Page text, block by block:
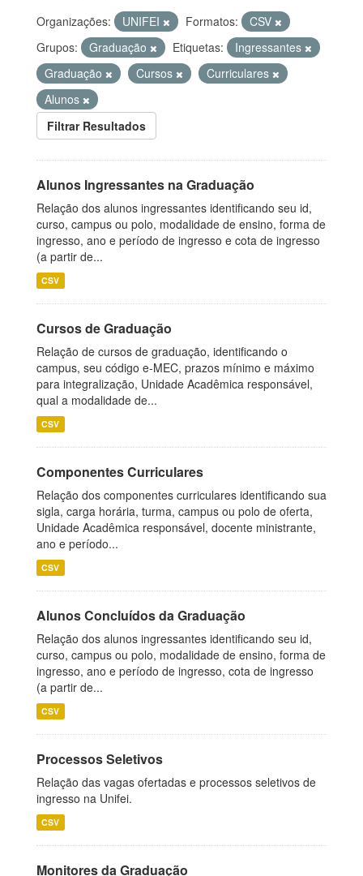
Organizações: UNIFEI Formatos:
CSV
Grupos:
Graduação Etiquetas:
Ingressantes
Graduação
Cursos
Curriculares
Alunos
Filtrar Resultados
Alunos Ingressantes na Graduação
Relação dos alunos ingressantes identificando seu id,
curso, campus ou polo, modalidade de ensino, forma de
ingresso, ano e período de ingresso e cota de ingresso
(a partir de...
CSV
Cursos de Graduação
Relação de cursos de graduação, identificando o
campus, seu código e-MEC, prazos mínimo e máximo
para integralização, Unidade Acadêmica responsável,
qual a modalidade de...
CSV
Componentes Curriculares
Relação dos componentes curriculares identificando sua
sigla, carga horária, turma, campus ou polo de oferta,
Unidade Acadêmica responsável, docente ministrante,
ano e período...
CSV
Alunos Concluídos da Graduação
Relação dos alunos ingressantes identificando seu id,
curso, campus ou polo, modalidade de ensino, forma de
ingresso, ano e período de ingresso, cota de ingresso
(a partir de...
CSV
Processos Seletivos
Relação das vagas ofertadas e processos seletivos de
ingresso na Unifei.
CSV
Monitores da Graduação